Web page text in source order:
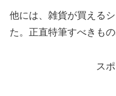
他には、雑貨が買える
た。正直特筆すべきもの
ス